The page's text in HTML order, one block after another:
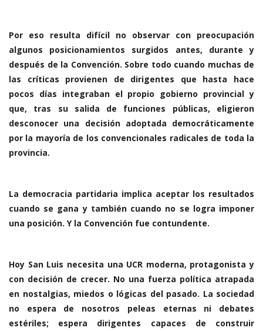
Por eso resulta difícil no observar con preocupación
algunos posicionamientos surgidos antes, durante y
después de la Convención. Sobre todo cuando muchas de
las críticas provienen de dirigentes que hasta hace
pocos días integraban el propio gobierno provincial y
que, tras su salida de funciones públicas, eligieron
desconocer una decisión adoptada democráticamente
por la mayoría de los convencionales radicales de toda la
provincia.
La democracia partidaria implica aceptar los resultados
cuando se gana y también cuando no se logra imponer
una posición. Y la Convención fue contundente.
Hoy San Luis necesita una UCR moderna, protagonista y
con decisión de crecer. No una fuerza política atrapada
en nostalgias, miedos o lógicas del pasado. La sociedad
no espera de nosotros peleas eternas ni debates
estériles; espera dirigentes capaces de construir